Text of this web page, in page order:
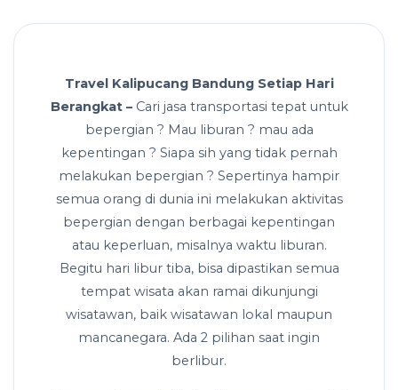
Travel Kalipucang Bandung Setiap Hari
Berangkat – Cari jasa transportasi tepat untuk
bepergian ? Mau liburan ? mau ada
kepentingan ? Siapa sih yang tidak pernah
melakukan bepergian ? Sepertinya hampir
semua orang di dunia ini melakukan aktivitas
bepergian dengan berbagai kepentingan
atau keperluan, misalnya waktu liburan.
Begitu hari libur tiba, bisa dipastikan semua
tempat wisata akan ramai dikunjungi
wisatawan, baik wisatawan lokal maupun
mancanegara. Ada 2 pilihan saat ingin
berlibur.